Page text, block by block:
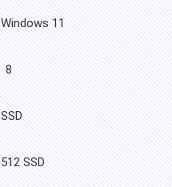
Windows 11
8
SSD
512 SSD